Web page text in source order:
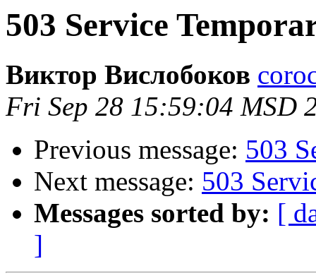
503 Service
Виктор Вислобоков
Fri Sep 28 15:59:04 MSD
Previous message: 503
Next message: 503
Messages sorted by: [
]